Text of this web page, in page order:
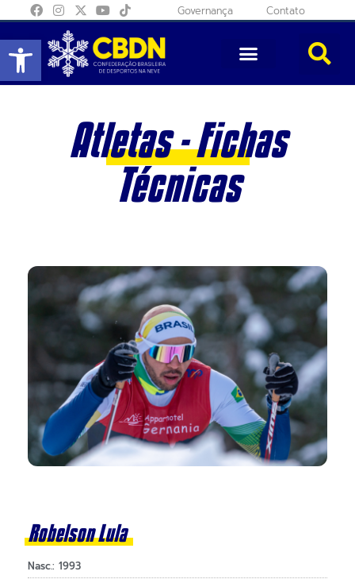
Abrir a barra de ferramentas
Governança Contato
Atletas - Fichas
Técnicas
Robelson Lula
Nasc.: 1993